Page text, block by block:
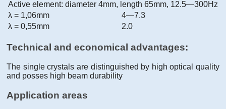
Active element: diameter 4mm, length 65mm, 12.5—300Hz
λ = 1,06mm
4—7.3
λ = 0,55mm
2.0
Technical and economical advantages:
The single crystals are distinguished by high optical quality
and posses high beam durability
Application areas